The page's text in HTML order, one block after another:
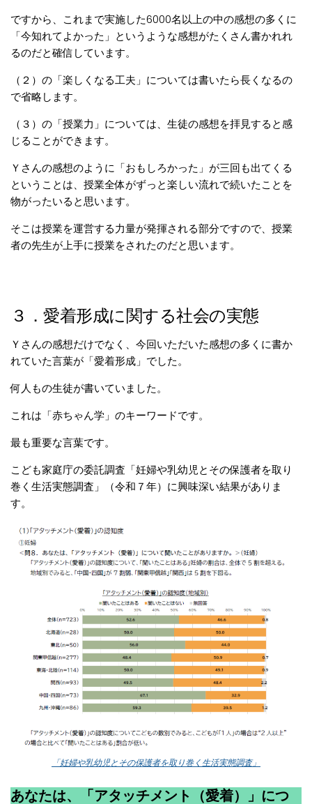
ですから、これまで実施した6000名以上の中の感想の多くに
「今知れてよかった」というような感想がたくさん書かれれ
るのだと確信しています。
（２）の「楽しくなる工夫」については書いたら長くなるの
で省略します。
（３）の「授業力」については、生徒の感想を拝見すると感
じることができます。
Ｙさんの感想のように「おもしろかった」が三回も出てくる
ということは、授業全体がずっと楽しい流れで続いたことを
物がったいると思います。
そこは授業を運営する力量が発揮される部分ですので、授業
者の先生が上手に授業をされたのだと思います。
３．愛着形成に関する社会の実態
Ｙさんの感想だけでなく、今回いただいた感想の多くに書か
れていた言葉が「愛着形成」でした。
何人もの生徒が書いていました。
これは「赤ちゃん学」のキーワードです。
最も重要な言葉です。
こども家庭庁の委託調査「妊婦や乳幼児とその保護者を取り
巻く生活実態調査」（令和７年）に興味深い結果がありま
す。
「妊婦や乳幼児とその保護者を取り巻く生活実態調査」
あなたは、「アタッチメント（愛着）」につ